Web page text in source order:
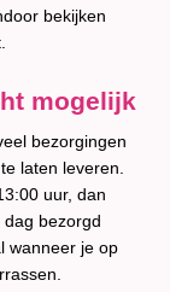
bekijken
mogelijk
bezorgingen
laten leveren.
uur, dan
bezorgd
wanneer je op